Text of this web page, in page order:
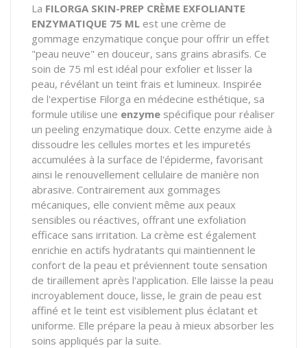
La FILORGA SKIN-PREP CRÈME EXFOLIANTE
ENZYMATIQUE 75 ML est une crème de
gommage enzymatique conçue pour offrir un effet
"peau neuve" en douceur, sans grains abrasifs. Ce
soin de 75 ml est idéal pour exfolier et lisser la
peau, révélant un teint frais et lumineux. Inspirée
de l'expertise Filorga en médecine esthétique, sa
formule utilise une enzyme spécifique pour réaliser
un peeling enzymatique doux. Cette enzyme aide à
dissoudre les cellules mortes et les impuretés
accumulées à la surface de l'épiderme, favorisant
ainsi le renouvellement cellulaire de manière non
abrasive. Contrairement aux gommages
mécaniques, elle convient même aux peaux
sensibles ou réactives, offrant une exfoliation
efficace sans irritation. La crème est également
enrichie en actifs hydratants qui maintiennent le
confort de la peau et préviennent toute sensation
de tiraillement après l'application. Elle laisse la peau
incroyablement douce, lisse, le grain de peau est
affiné et le teint est visiblement plus éclatant et
uniforme. Elle prépare la peau à mieux absorber les
soins appliqués par la suite.